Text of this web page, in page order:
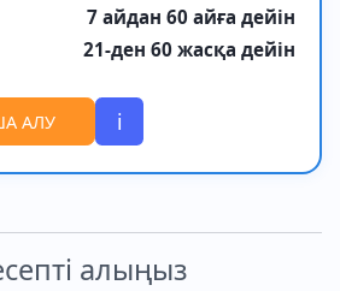
7 айдан 60 айға дейін
21-ден 60 жасқа дейін
АЛУ i
алыңыз